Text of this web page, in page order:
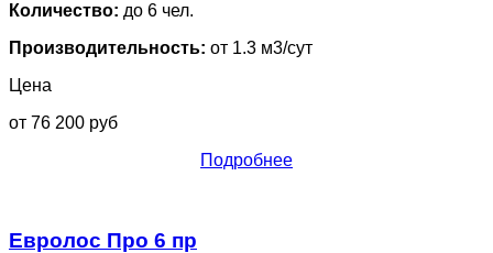
Количество: до 6 чел.
Производительность: от 1.3 м3/сут
Цена
от 76 200 руб
Подробнее
Евролос Про 6 пр